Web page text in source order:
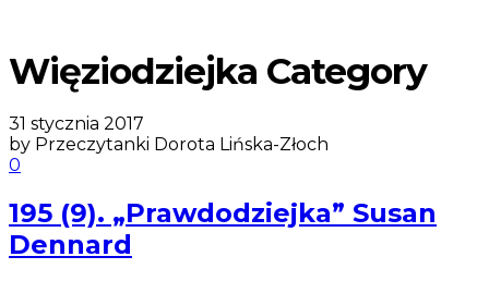
Więziodziejka Category
31 stycznia 2017
by Przeczytanki Dorota Lińska-Złoch
0
195 (9). „Prawdodziejka” Susan
Dennard